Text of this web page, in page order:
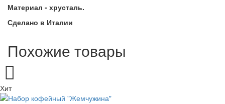
Материал - хрусталь.
Сделано в Италии
Похожие товары
Хит